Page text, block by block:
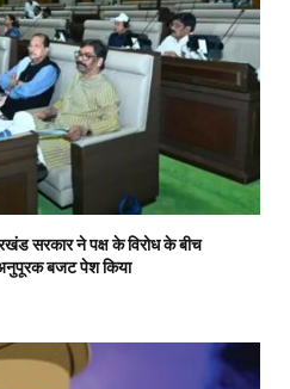
सरकार ने पक्ष के विरोध के बीच
बजट पेश किया